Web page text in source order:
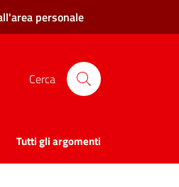
personale
Cerca
Tutti gli argomenti